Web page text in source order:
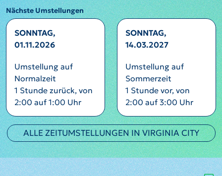
Nächste Umstellungen
SONNTAG,
01.11.2026
Umstellung auf
Normalzeit
1 Stunde zurück, von
2:00 auf 1:00 Uhr
SONNTAG,
14.03.2027
Umstellung auf
Sommerzeit
1 Stunde vor, von
2:00 auf 3:00 Uhr
ALLE ZEITUMSTELLUNGEN IN VIRGINIA CITY